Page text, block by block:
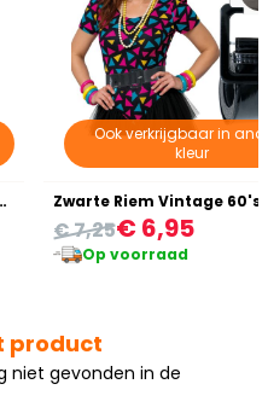
Heuptasje
Ook verkrijgbaar in
kleur
Zwarte Riem Vintage 60's
€ 6,95
€ 7,25
Op voorraad
product
niet gevonden in de